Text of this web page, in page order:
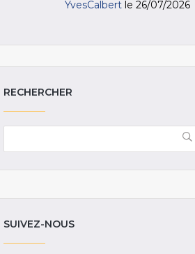
YvesCalbert le 26/07/2026
RECHERCHER
SUIVEZ-NOUS